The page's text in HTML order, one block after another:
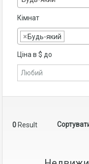
Кімнат
× Будь-який
Ціна в $ до
0 Result